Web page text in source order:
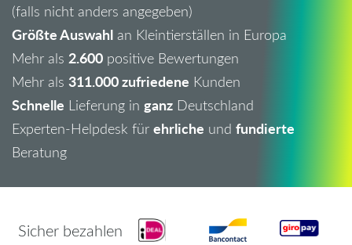
(falls nicht anders angegeben)
Größte Auswahl an Kleintierställen in Europa
Mehr als 2.600 positive Bewertungen
Mehr als 311.000 zufriedene Kunden
Schnelle Lieferung in ganz Deutschland
Experten-Helpdesk für ehrliche und fundierte
Beratung
Sicher bezahlen